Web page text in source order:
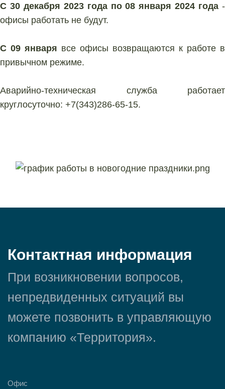
С 30 декабря 2023 года по 08 января 2024 года -
офисы работать не будут.
С 09 января все офисы возвращаются к работе в
привычном режиме.
Аварийно-техническая служба работает
круглосуточно: +7(343)286-65-15.
Контактная информация
При возникновении вопросов,
непредвиденных ситуаций вы
можете позвонить в управляющую
компанию «Территория».
Офис